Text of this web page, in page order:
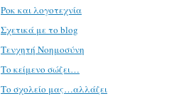
Ροκ και λογοτεχνία
Σχετικά με το blog
Τενχητή Νοημοσύνη
Το κείμενο σώζει…
Το σχολείο μας…αλλάζει